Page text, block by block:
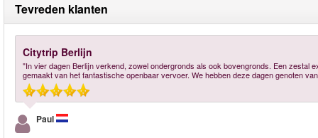
Tevreden klanten
Citytrip Berlijn
"In vier dagen Berlijn verkend, zowel ondergronds als ook bovengronds. Een zestal
gemaakt van het fantastische openbaar vervoer. We hebben deze dagen genoten
Paul